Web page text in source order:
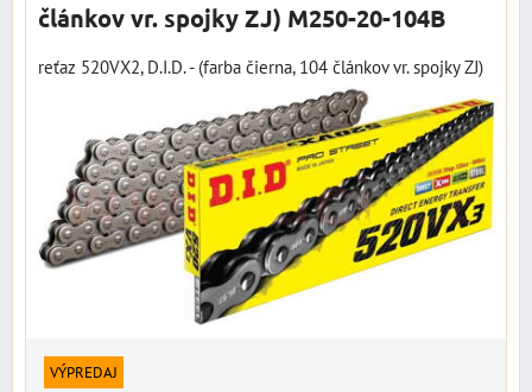
článkov vr. spojky ZJ) M250-20-104B
reťaz 520VX2, D.I.D. - (farba čierna, 104 článkov vr. spojky ZJ)
VÝPREDAJ